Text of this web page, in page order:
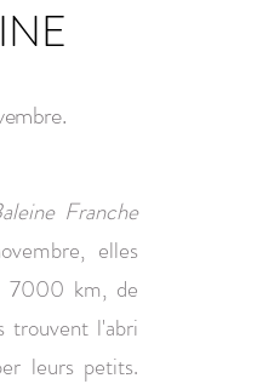
Franche
elles
7000 km, de
trouvent l'abri
leurs petits.